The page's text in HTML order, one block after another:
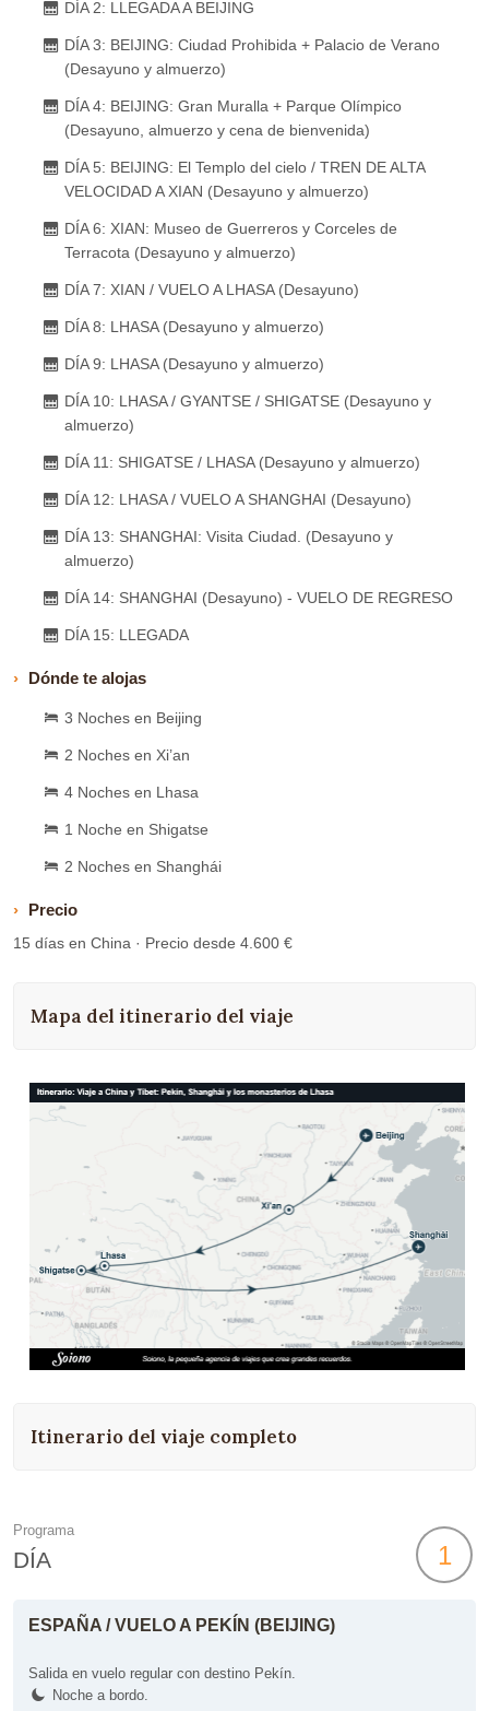
DÍA 2: LLEGADA A BEIJING
DÍA 3: BEIJING: Ciudad Prohibida + Palacio de Verano
(Desayuno y almuerzo)
DÍA 4: BEIJING: Gran Muralla + Parque Olímpico
(Desayuno, almuerzo y cena de bienvenida)
DÍA 5: BEIJING: El Templo del cielo / TREN DE ALTA
VELOCIDAD A XIAN (Desayuno y almuerzo)
DÍA 6: XIAN: Museo de Guerreros y Corceles de
Terracota (Desayuno y almuerzo)
DÍA 7: XIAN / VUELO A LHASA (Desayuno)
DÍA 8: LHASA (Desayuno y almuerzo)
DÍA 9: LHASA (Desayuno y almuerzo)
DÍA 10: LHASA / GYANTSE / SHIGATSE (Desayuno y
almuerzo)
DÍA 11: SHIGATSE / LHASA (Desayuno y almuerzo)
DÍA 12: LHASA / VUELO A SHANGHAI (Desayuno)
DÍA 13: SHANGHAI: Visita Ciudad. (Desayuno y
almuerzo)
DÍA 14: SHANGHAI (Desayuno) - VUELO DE REGRESO
DÍA 15: LLEGADA
Dónde te alojas
3 Noches en Beijing
2 Noches en Xi’an
4 Noches en Lhasa
1 Noche en Shigatse
2 Noches en Shanghái
Precio
15 días en China · Precio desde 4.600 €
Mapa del itinerario del viaje
Itinerario del viaje completo
Programa
DÍA 1
ESPAÑA / VUELO A PEKÍN (BEIJING)
Salida en vuelo regular con destino Pekín.
Noche a bordo.